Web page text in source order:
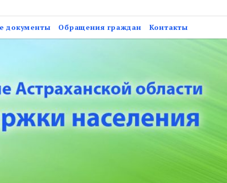
области «Центр
района»
документы Обращения граждан Контакты